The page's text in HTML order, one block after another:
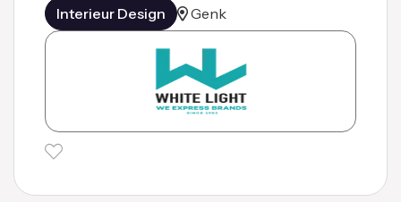
Interieur Design Genk